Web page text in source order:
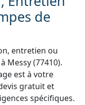
de
entretien ou
Messy (77410).
est à votre
gratuit et
spécifiques.